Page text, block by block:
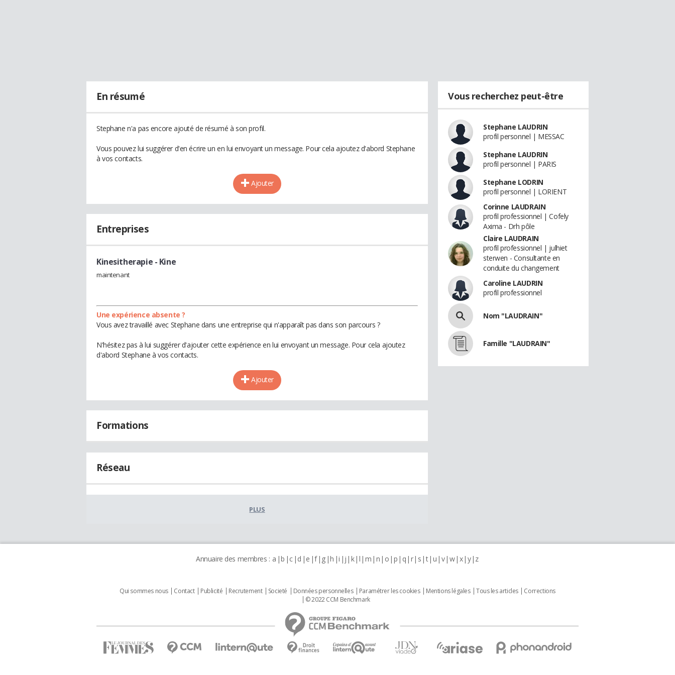
En résumé
Stephane n'a pas encore ajouté de résumé à son profil.
Vous pouvez lui suggérer d'en écrire un en lui envoyant un message. Pour cela ajoutez d'abord Stephane
à vos contacts.
Ajouter
Entreprises
Kinesitherapie - Kine
maintenant
Une expérience absente ?
Vous avez travaillé avec Stephane dans une entreprise qui n'apparaît pas dans son parcours ?
N'hésitez pas à lui suggérer d'ajouter cette expérience en lui envoyant un message. Pour cela ajoutez
d'abord Stephane à vos contacts.
Ajouter
Formations
Réseau
PLUS
Vous recherchez peut-être
Stephane LAUDRIN
profil personnel | MESSAC
Stephane LAUDRIN
profil personnel | PARIS
Stephane LODRIN
profil personnel | LORIENT
Corinne LAUDRAIN
profil professionnel | Cofely
Axima - Drh pôle
Claire LAUDRAIN
profil professionnel | julhiet
sterwen - Consultante en
conduite du changement
Caroline LAUDRIN
profil professionnel
Nom "LAUDRAIN"
Famille "LAUDRAIN"
Annuaire des membres : a b c d e f g h i j k l m n o p q r s t u v w x y z
Qui sommes nous Contact Publicité Recrutement Societé Données personnelles Paramétrer les cookies Mentions légales Tous les articles
Corrections
© 2022 CCM Benchmark